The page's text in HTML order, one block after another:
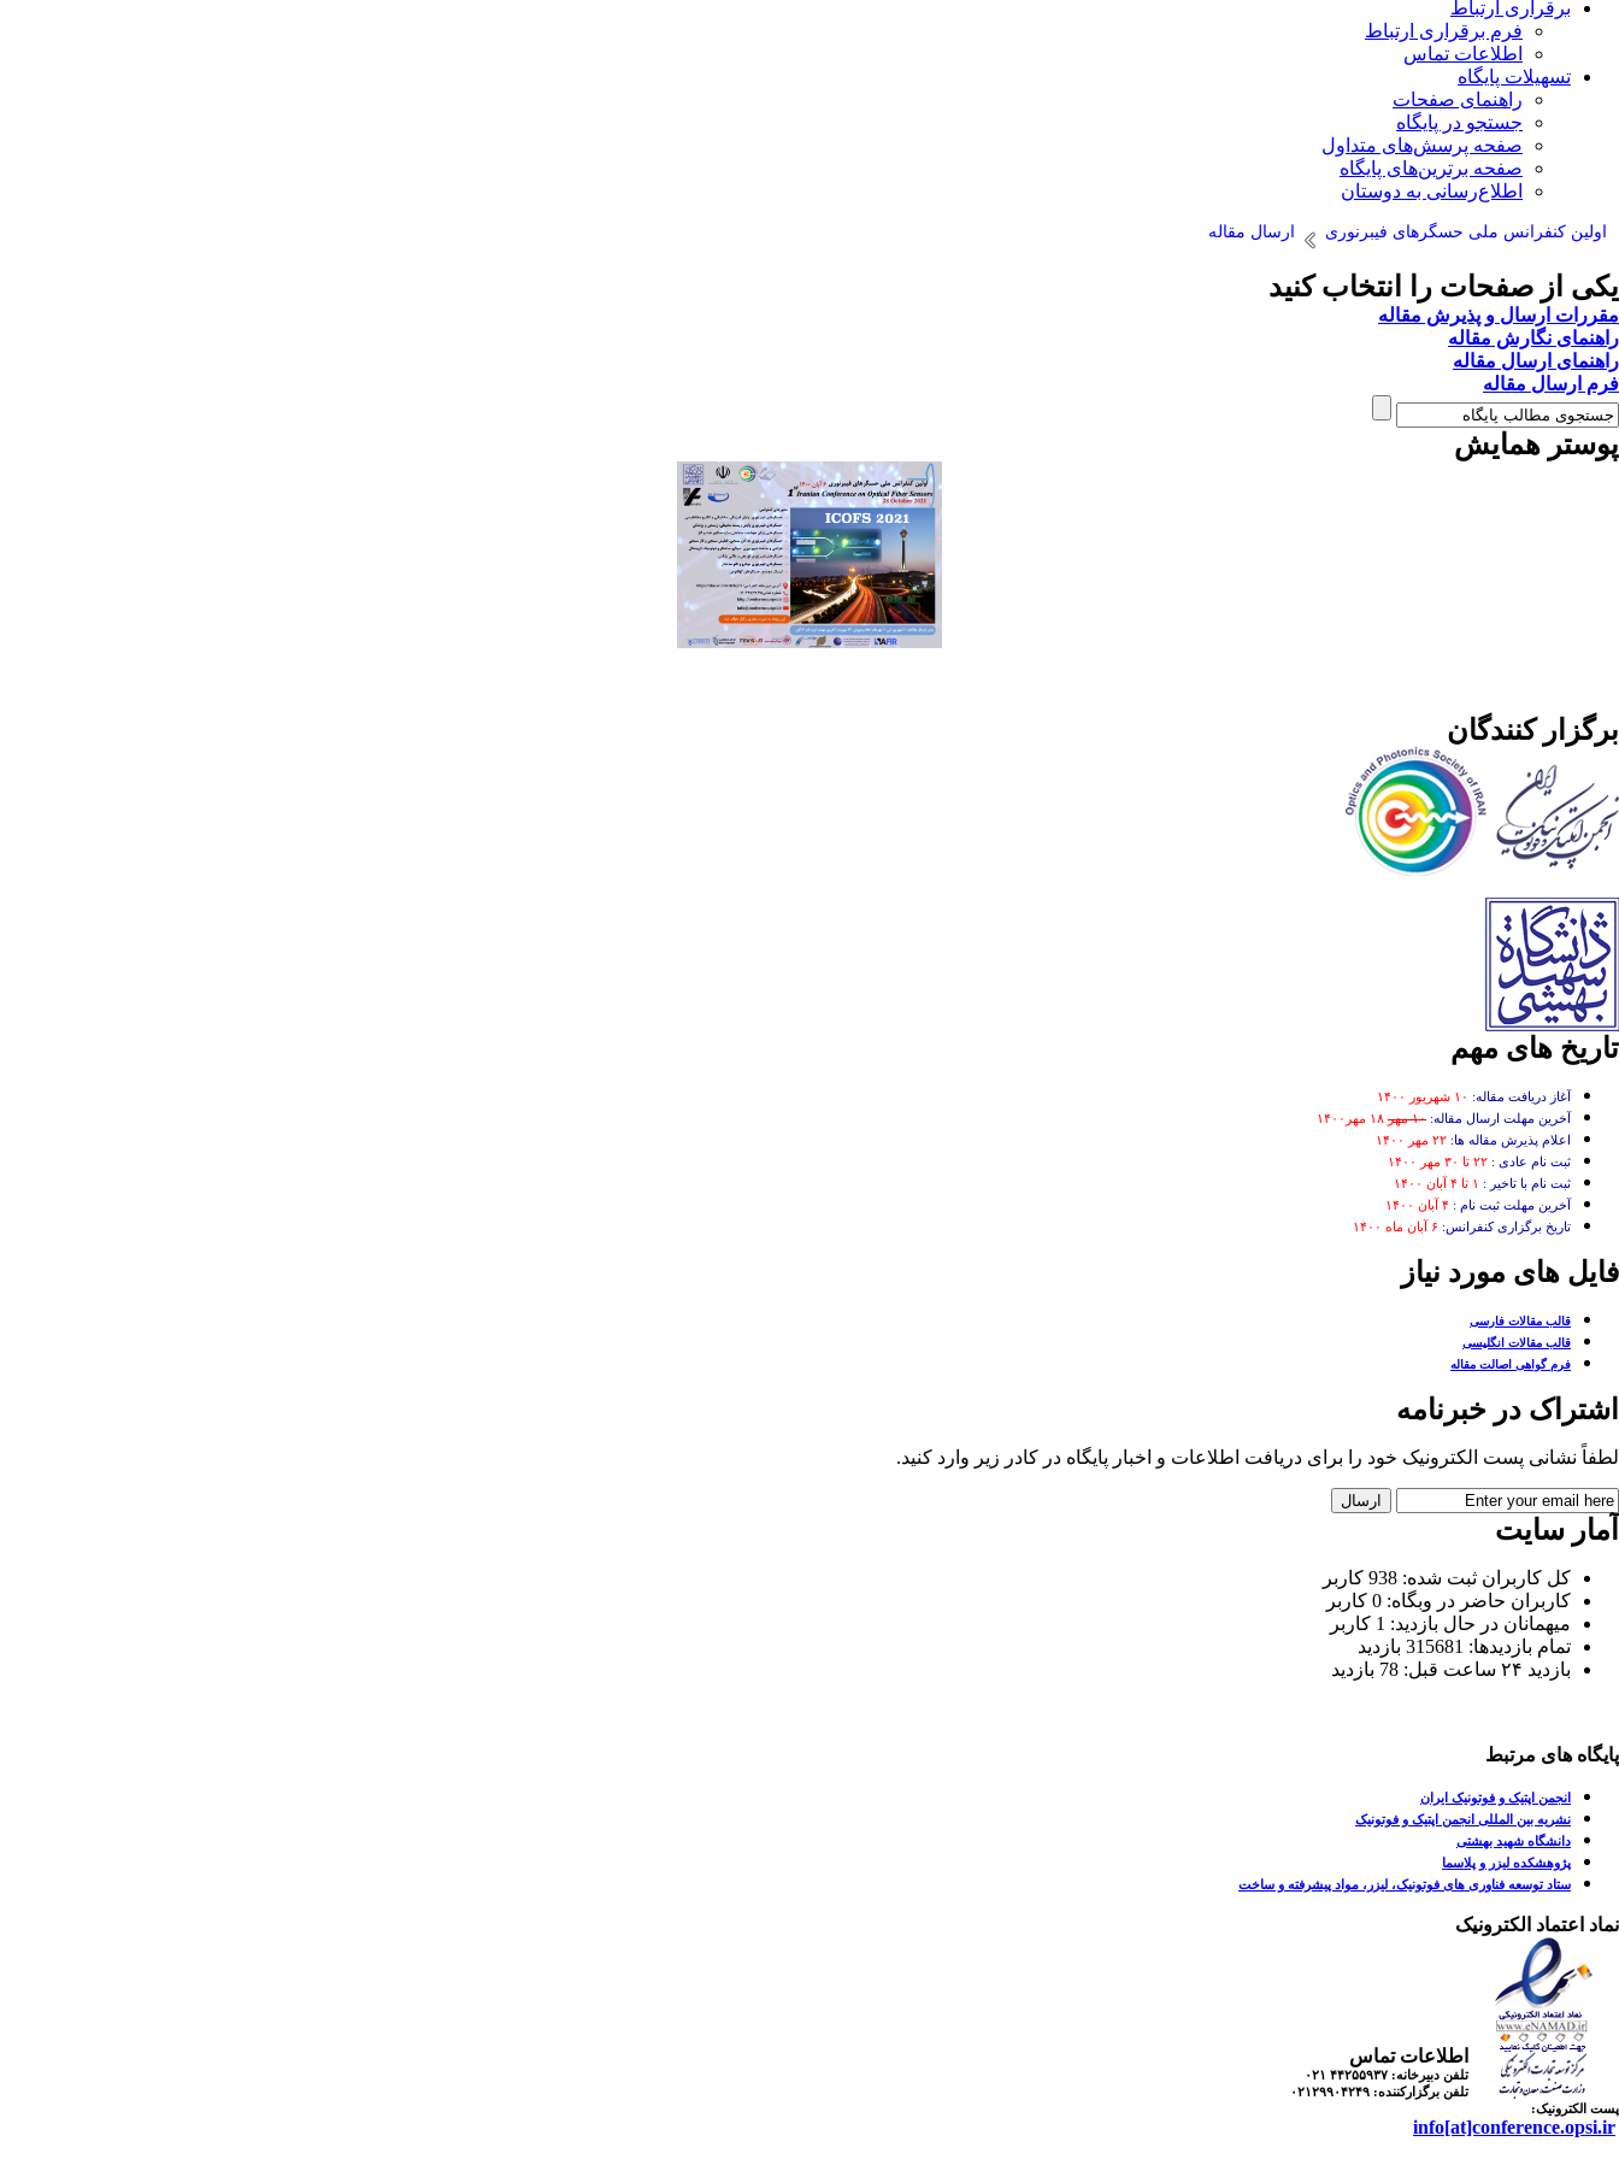
برقراری ارتباط
فرم برقراری ارتباط
اطلاعات تماس
تسهیلات پایگاه
راهنمای صفحات
جستجو در پایگاه
صفحه پرسش‌های متداول
صفحه برترین‌های پایگاه
اطلاع‌رسانی به دوستان
اولین کنفرانس ملی حسگرهای فیبرنوری ارسال مقاله
یکی از صفحات را انتخاب کنید
مقررات ارسال و پذیرش مقاله
راهنمای نگارش مقاله
راهنمای ارسال مقاله
فرم ارسال مقاله
پوستر همایش
برگزار کنندگان
تاریخ های مهم
آغاز دریافت مقاله: ۱۰ شهریور ۱۴۰۰
آخرین مهلت ارسال مقاله: ۱۰ مهر
اعلام پذیرش مقاله ها: ۲۲ مهر ۱۴۰۰
ثبت نام عادی : ۲۲ تا ۳۰ مهر ۱۴۰۰
ثبت نام با تاخیر : ۱ تا ۴ آبان ۱۴۰۰
آخرین مهلت ثبت نام : ۴ آبان ۱۴۰۰
تاریخ برگزاری کنفرانس: ۶ آبان ماه ۱۴۰۰
فایل های مورد نیاز
قالب مقالات فارسی
قالب مقالات انگلیسی
فرم گواهی اصالت مقاله
اشتراک در خبرنامه
لطفاً نشانی پست الکترونیک خود را برای دریافت اطلاعات و اخبار پایگاه در کادر زیر وارد کنید.
آمار سایت
کل کاربران ثبت شده: 938 کاربر
کاربران حاضر در وبگاه: 0 کاربر
میهمانان در حال بازدید: 1 کاربر
تمام بازدید‌ها: 315681 بازدید
بازدید ۲۴ ساعت قبل: 78 بازدید
پایگاه های مرتبط
انجمن اپتیک و فوتونیک ایران
نشریه بین المللی انجمن اپتیک و فوتونیک
دانشگاه شهید بهشتی
پژوهشکده لیزر و پلاسما
ستاد توسعه فناوری های فوتونیک، لیزر، مواد پیشرفته و ساخت
نماد اعتماد الکترونیک
اطلاعات تماس
تلفن دبیرخانه: ۴۴۲۵۵۹۳۷ ۰۲۱
تلفن برگزارکننده: ۰۲۱۲۹۹۰۴۲۴۹
پست الکترونیک:
info[at]conference.opsi.ir